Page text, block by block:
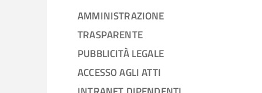
AMMINISTRAZIONE
TRASPARENTE
PUBBLICITÀ LEGALE
ACCESSO AGLI ATTI